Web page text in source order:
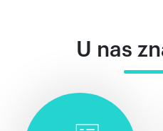
U nas